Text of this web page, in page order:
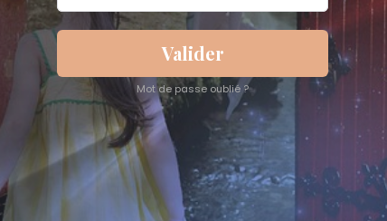
Valider
Mot de passe oublié ?